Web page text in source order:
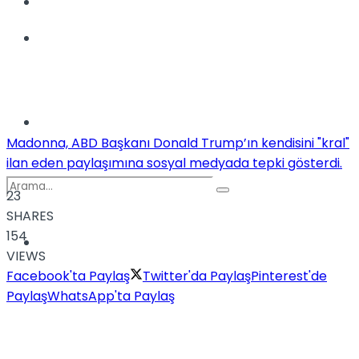
No Result
Madonna, ABD Başkanı Donald Trump’ın kendisini "kral"
ilan eden paylaşımına sosyal medyada tepki gösterdi.
23
SHARES
154
VIEWS
Facebook'ta Paylaş
Twitter'da PaylaşPinterest'de
PaylaşWhatsApp'ta Paylaş